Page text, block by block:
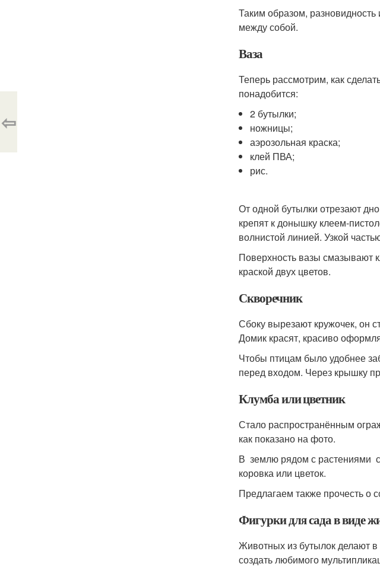
Таким образом, разновидность
между собой.
Ваза
Теперь рассмотрим, как
понадобится:
2 бутылки;
ножницы;
аэрозольная краска;
клей ПВА;
рис.
От одной бутылки отрезают
крепят к донышку клеем-
волнистой линией. Узкой
Поверхность вазы смазывают
краской двух цветов.
Скворечник
Сбоку вырезают кружочек, он
Домик красят, красиво
Чтобы птицам было удобнее
перед входом. Через крышку
Клумба или цветник
Стало распространённым
как показано на фото.
В землю рядом с растениями
коровка или цветок.
Предлагаем также прочесть о
Фигурки для сада в виде
Животных из бутылок делают
создать любимого
⇦